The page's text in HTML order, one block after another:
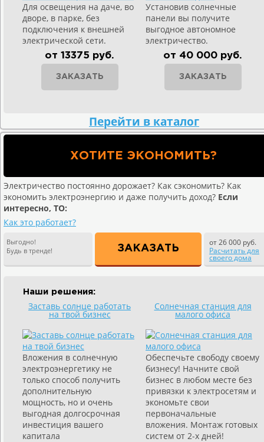
Для освещения на даче, во
дворе, в парке, без
подключения к внешней
электрической сети.
от 13375 руб.
ЗАКАЗАТЬ
Установив солнечные
панели вы получите
выгодное автономное
электричество.
от 40 000 руб.
ЗАКАЗАТЬ
Перейти в каталог
ХОТИТЕ ЭКОНОМИТЬ?
Электричество постоянно дорожает? Как сэкономить? Как
экономить электроэнергию и даже получить доход? Если
интересно, ТО:
Как это работает?
Выгодно!
Будь в тренде!
ЗАКАЗАТЬ
от 26 000 руб.
Расчитать для
своего дома
Наши решения:
Заставь солнце работать
на твой бизнес
Вложения в солнечную
электроэнергетику не
только способ получить
дополнительную
мощность, но и очень
выгодная долгосрочная
инвестиция вашего
капитала
Солнечная станция для
малого офиса
Обеспечьте свободу своему
бизнесу! Начните свой
бизнес в любом месте без
привязки к электросетям и
экономьте свои
первоначальные
вложения. Монтаж готовых
систем от 2-х дней!